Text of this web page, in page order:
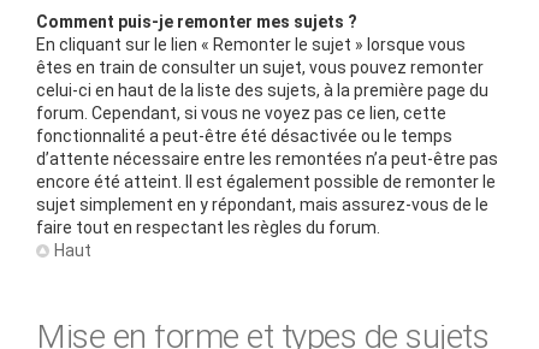
Comment puis-je remonter mes sujets ?
En cliquant sur le lien « Remonter le sujet » lorsque vous
êtes en train de consulter un sujet, vous pouvez remonter
celui-ci en haut de la liste des sujets, à la première page du
forum. Cependant, si vous ne voyez pas ce lien, cette
fonctionnalité a peut-être été désactivée ou le temps
d’attente nécessaire entre les remontées n’a peut-être pas
encore été atteint. Il est également possible de remonter le
sujet simplement en y répondant, mais assurez-vous de le
faire tout en respectant les règles du forum.
Haut
Mise en forme et types de sujets